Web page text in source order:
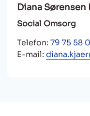
Diana
Social Omsorg
Telefon: 79 75 58
E-mail: